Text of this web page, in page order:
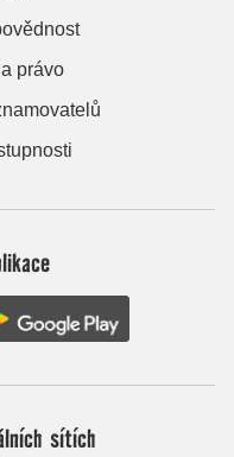
právo
sítích